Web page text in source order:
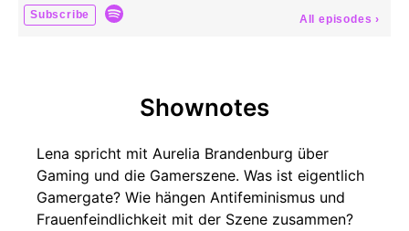
Subscribe All episodes ›
Shownotes
Lena spricht mit Aurelia Brandenburg über
Gaming und die Gamerszene. Was ist eigentlich
Gamergate? Wie hängen Antifeminismus und
Frauenfeindlichkeit mit der Szene zusammen?